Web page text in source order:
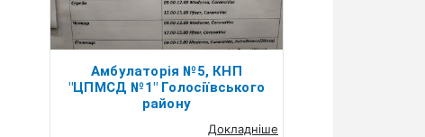
Амбулаторія №5, КНП
"ЦПМСД №1" Голосіївського
району
Докладніше